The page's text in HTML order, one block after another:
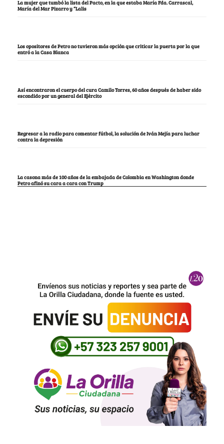
La mujer que tumbó la lista del Pacto, en la que estaba María Fda. Carrascal,
María del Mar Pizarro y “Lalis
Los opositores de Petro no tuvieron más opción que criticar la puerta por la que
entró a la Casa Blanca
Así encontraron el cuerpo del cura Camilo Torres, 60 años después de haber sido
escondido por un general del Ejército
Regresar a la radio para comentar fútbol, la solución de Iván Mejía para luchar
contra la depresión
La casona más de 100 años de la embajada de Colombia en Washington donde
Petro afinó su cara a cara con Trump